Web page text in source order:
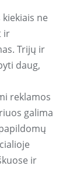
ne
ir
Trijų ir
daug,
reklamos
galima
ir